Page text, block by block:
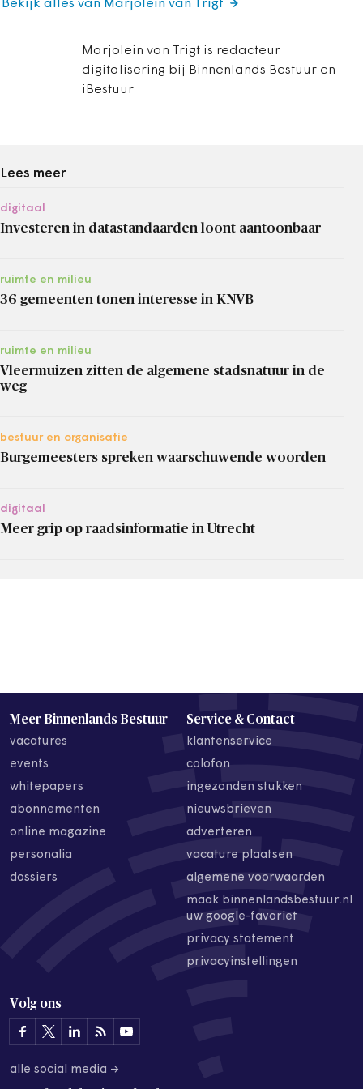
Marjolein van Trigt is redacteur
digitalisering bij Binnenlands Bestuur en
iBestuur
Bekijk alles van Marjolein van Trigt
Lees meer
digitaal
Investeren in datastandaarden loont aantoonbaar
ruimte en milieu
36 gemeenten tonen interesse in KNVB
ruimte en milieu
Vleermuizen zitten de algemene stadsnatuur in de
weg
bestuur en organisatie
Burgemeesters spreken waarschuwende woorden
digitaal
Meer grip op raadsinformatie in Utrecht
Meer Binnenlands Bestuur
vacatures
events
whitepapers
abonnementen
online magazine
personalia
dossiers
Service & Contact
klantenservice
colofon
ingezonden stukken
nieuwsbrieven
adverteren
vacature plaatsen
algemene voorwaarden
maak binnenlandsbestuur.nl
uw google-favoriet
privacy statement
privacyinstellingen
Volg ons
alle social media →